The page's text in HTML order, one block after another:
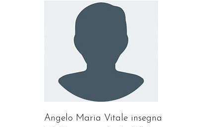
Angelo Maria Vitale insegna